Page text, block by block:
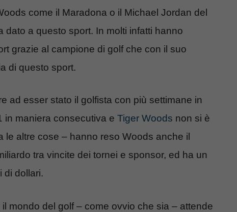
come il Maradona o il Michael Jordan del
dato a questo sport. In molti infatti hanno
grazie al campione di golf che con il suo
di questo sport.
ad esser stato il golfista con più settimane in
in maniera consecutiva e Tiger Woods non si è
altre cose – hanno reso Woods anche il
tra vincite dei tornei e sponsor, ed ha un
di dollari.
mondo del golf – come ovvio che sia – attende